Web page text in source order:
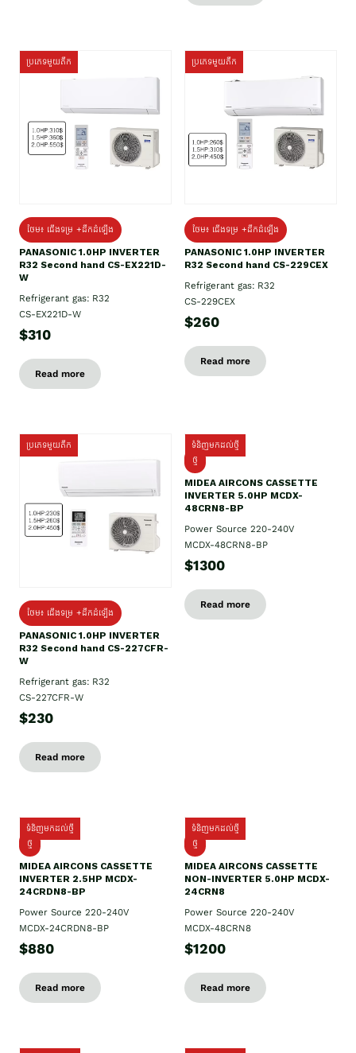
ប្រភេទមួយតឹក
ថែម៖ ជើងទម្រ +ដឹកដំឡើង
PANASONIC 1.0HP INVERTER
R32 Second hand CS-EX221D-
W
Refrigerant gas: R32
CS-EX221D-W
$310
Read more
ប្រភេទមួយតឹក
ថែម៖ ជើងទម្រ +ដឹកដំឡើង
PANASONIC 1.0HP INVERTER
R32 Second hand CS-229CEX
Refrigerant gas: R32
CS-229CEX
$260
Read more
ប្រភេទមួយតឹក
ថែម៖ ជើងទម្រ +ដឹកដំឡើង
PANASONIC 1.0HP INVERTER
R32 Second hand CS-227CFR-
W
Refrigerant gas: R32
CS-227CFR-W
$230
Read more
ទំនិញមកដល់ថ្មី
ថ្មី
MIDEA AIRCONS CASSETTE
INVERTER 5.0HP MCDX-
48CRN8-BP
Power Source 220-240V
MCDX-48CRN8-BP
$1300
Read more
ទំនិញមកដល់ថ្មី
ថ្មី
MIDEA AIRCONS CASSETTE
INVERTER 2.5HP MCDX-
24CRDN8-BP
Power Source 220-240V
MCDX-24CRDN8-BP
$880
Read more
ទំនិញមកដល់ថ្មី
ថ្មី
MIDEA AIRCONS CASSETTE
NON-INVERTER 5.0HP MCDX-
24CRN8
Power Source 220-240V
MCDX-48CRN8
$1200
Read more